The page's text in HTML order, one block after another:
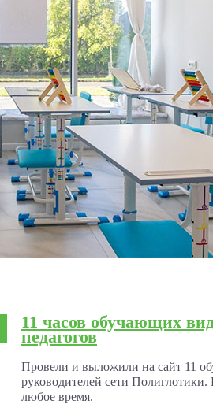
11 часов обучающих
педагогов
Провели и выложили на сайт 11
руководителей сети
любое время.